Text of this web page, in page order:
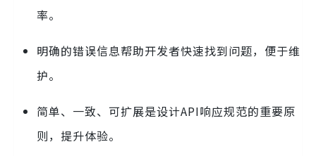
率。
明确的错误信息帮助开发者快速找到问题，便于维
护。
简单、一致、可扩展是设计API响应规范的重要原
则，提升体验。